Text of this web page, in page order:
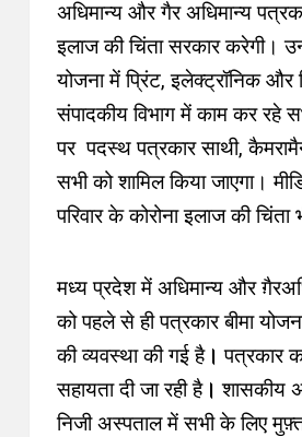
अधिमान्य और गैर अधिमान्य
इलाज की चिंता सरकार करेगी।
योजना में प्रिंट, इलेक्ट्रॉनिक
संपादकीय विभाग में काम कर रहे
पर पदस्थ पत्रकार साथी,
सभी को शामिल किया जाएगा।
परिवार के कोरोना इलाज की
मध्य प्रदेश में अधिमान्य और
को पहले से ही पत्रकार बीमा
की व्यवस्था की गई है। पत्रकार
सहायता दी जा रही है। शासकीय
निजी अस्पताल में सभी के लिए